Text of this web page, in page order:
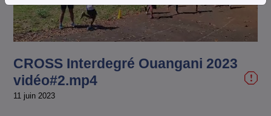
la
vidéo
CROSS Interdegré Ouangani 2023
vidéo#2.mp4
11 juin 2023